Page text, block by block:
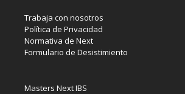
Trabaja con nosotros
Política de Privacidad
Normativa de Next
Formulario de Desistimiento
Masters Next IBS